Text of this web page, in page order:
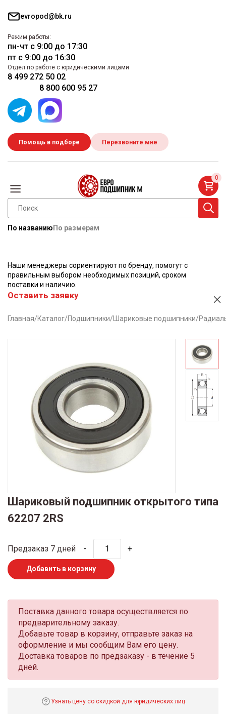
evropod@bk.ru
Режим работы:
пн-чт с 9:00 до 17:30
пт с 9:00 до 16:30
Отдел по работе с юридическими лицами
8 499 272 50 02
8 800 600 95 27
Помощь в подборе Перезвоните мне
По названию По размерам
0
Наши менеджеры сориентируют по бренду, помогут с
правильным выбором необходимых позиций, сроком
поставки и наличию.
Оставить заявку
Главная/Каталог/Подшипники/ Шариковые подшипники/
Шариковый подшипник открытого типа
62207 2RS
Предзаказ 7 дней - +
Добавить в корзину
Поставка данного товара осуществляется по
предварительному заказу.
Добавьте товар в корзину, отправьте заказ на
оформление и мы сообщим Вам его цену.
Доставка товаров по предзаказу - в течение 5
дней.
Узнать цену со скидкой для юридических лиц